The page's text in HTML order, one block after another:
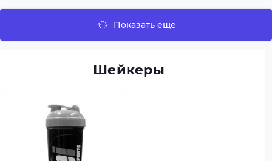
Показать еще
Шейкеры